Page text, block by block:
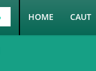
HOME CAUT